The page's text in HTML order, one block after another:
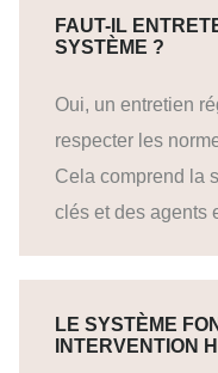
FAUT-IL
SYSTÈME ?
Oui, un entretien
respecter les
Cela comprend la
clés et des agents
LE SYSTÈME
INTERVENTION